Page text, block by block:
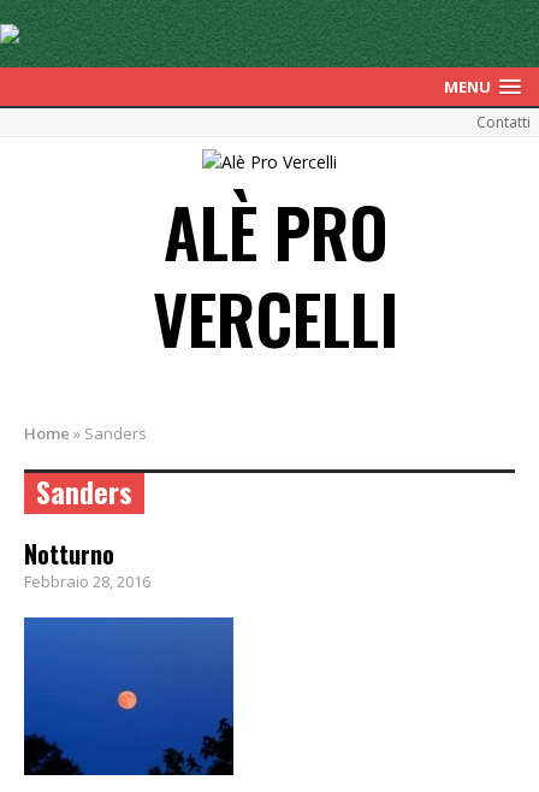
MENU
Contatti
ALÈ PRO
VERCELLI
Home » Sanders
Sanders
Notturno
Febbraio 28, 2016